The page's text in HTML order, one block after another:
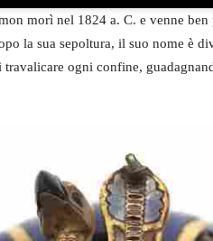
morì nel 1824 a. C. e venne
la sua sepoltura, il suo nome è
travalicare ogni confine,